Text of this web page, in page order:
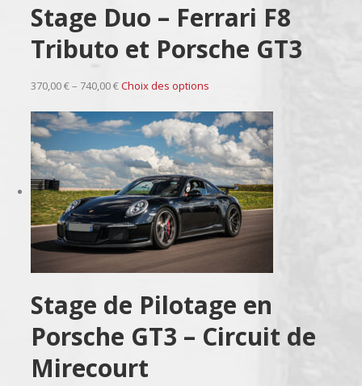
Stage Duo – Ferrari F8
Tributo et Porsche GT3
370,00 € – 740,00 €Choix des options
Stage de Pilotage en
Porsche GT3 – Circuit de
Mirecourt